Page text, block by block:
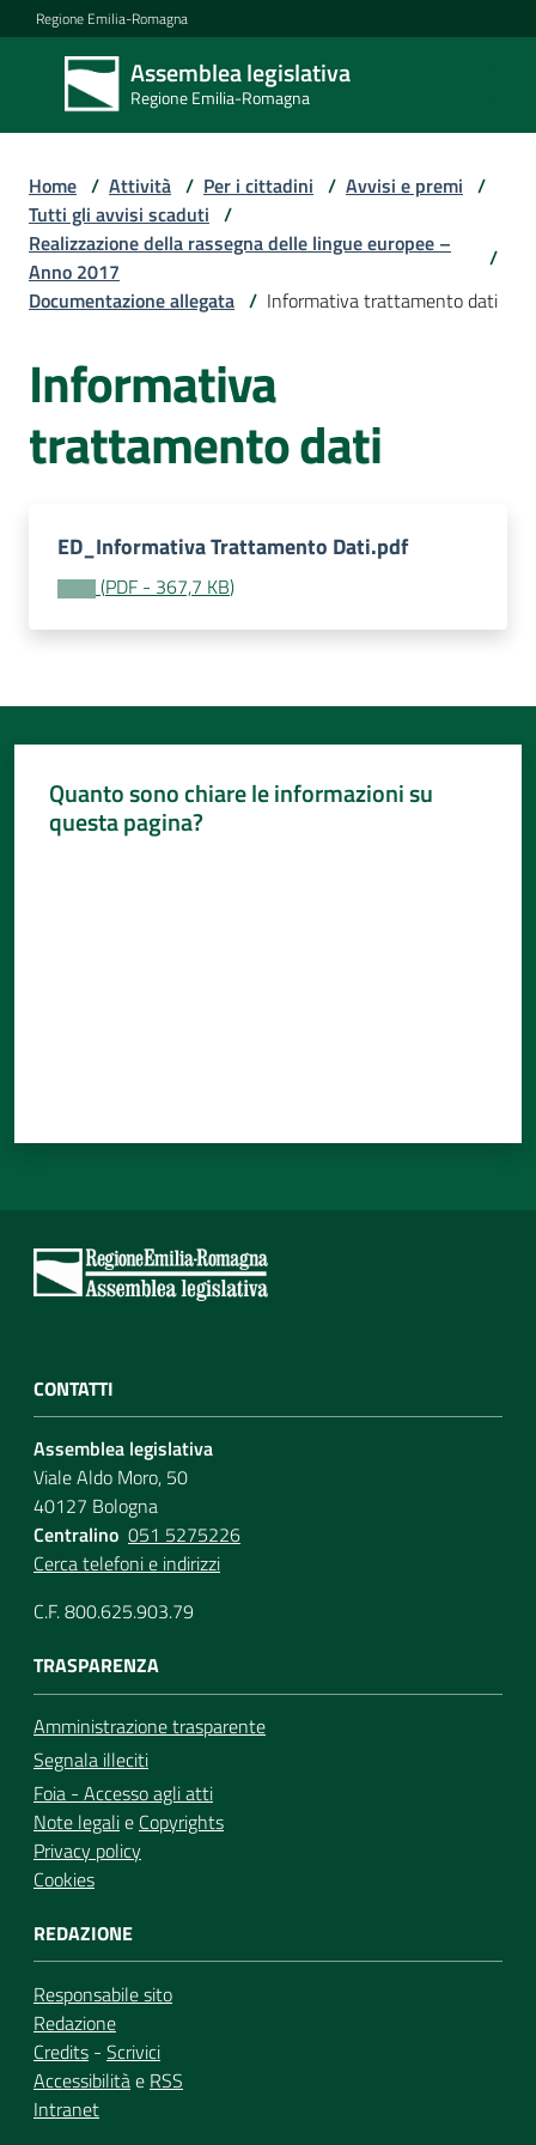
Vai al contenuto
Vai alla navigazione
Vai al footer
Regione Emilia-Romagna
Assemblea legislativa
Regione Emilia-Romagna
Assemblea
legislativa
Regione Emilia-
Assemblea
Argomenti
media
Menu selezionato
Home / Attività / Per i cittadini / Avvisi e premi /
Tutti gli avvisi scaduti /
Realizzazione della rassegna delle lingue europee –
Anno 2017
/
Documentazione allegata / Informativa trattamento dati
Informativa
trattamento dati
ED_Informativa Trattamento Dati.pdf
(PDF - 367,7 KB)
Quanto sono chiare le informazioni su
questa pagina?
CONTATTI
Assemblea legislativa
Viale Aldo Moro, 50
40127 Bologna
Centralino 051 5275226
Cerca telefoni e indirizzi
C.F. 800.625.903.79
TRASPARENZA
Amministrazione trasparente
Segnala illeciti
Foia - Accesso agli atti
Note legalie Copyrights
Privacy policy
Cookies
REDAZIONE
Responsabile sito
Redazione
Credits - Scrivici
Accessibilitàe RSS
Intranet